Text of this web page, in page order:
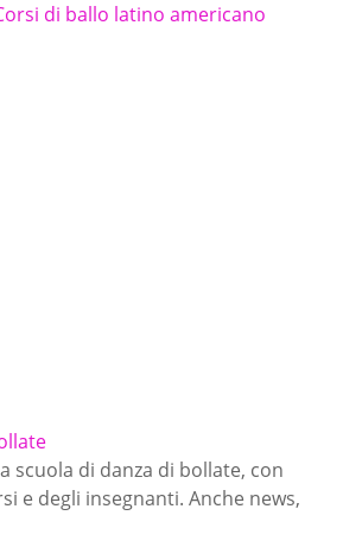
di ballo latino americano
scuola di danza di bollate, con
e degli insegnanti. Anche news,